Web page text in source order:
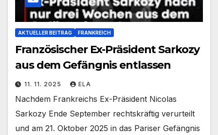
AKTUELLER BEITRAG FRANKREICH
Französischer Ex-Präsident Sarkozy
aus dem Gefängnis entlassen
11. 11. 2025 ELA
Nachdem Frankreichs Ex-Präsident Nicolas
Sarkozy Ende September rechtskräftig verurteilt
und am 21. Oktober 2025 in das Pariser Gefängnis